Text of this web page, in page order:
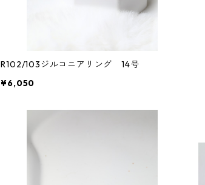
R102/103ジルコニアリング 14号
¥6,050